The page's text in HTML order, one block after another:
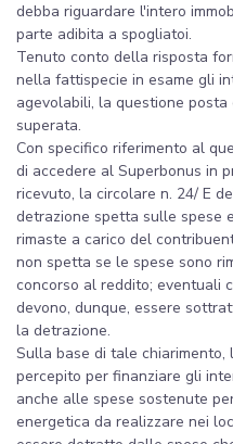
debba riguardare l'intero
parte adibita a spogliatoi.
Tenuto conto della risposta
nella fattispecie in esame gli
agevolabili, la questione
superata.
Con specifico riferimento al
di accedere al Superbonus in
ricevuto, la circolare n. 24/ E
detrazione spetta sulle spese
rimaste a carico del
non spetta se le spese sono
concorso al reddito; eventuali
devono, dunque, essere
la detrazione.
Sulla base di tale
percepito per finanziare gli
anche alle spese sostenute
energetica da realizzare nei